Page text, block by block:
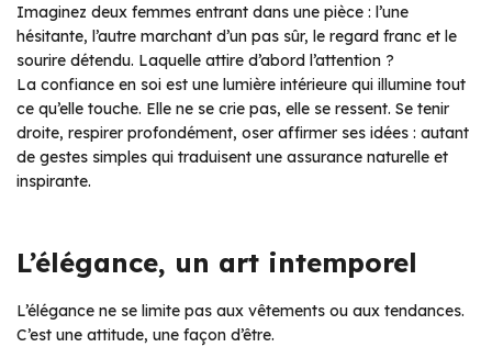
Imaginez deux femmes entrant dans une pièce : l’une
hésitante, l’autre marchant d’un pas sûr, le regard franc et le
sourire détendu. Laquelle attire d’abord l’attention ?
La confiance en soi est une lumière intérieure qui illumine tout
ce qu’elle touche. Elle ne se crie pas, elle se ressent. Se tenir
droite, respirer profondément, oser affirmer ses idées : autant
de gestes simples qui traduisent une assurance naturelle et
inspirante.
L’élégance, un art intemporel
L’élégance ne se limite pas aux vêtements ou aux tendances.
C’est une attitude, une façon d’être.